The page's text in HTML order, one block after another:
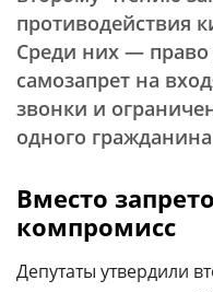
противодействия
Среди них — право
самозапрет на
звонки и
одного
Вместо
компромисс
Депутаты утвердили